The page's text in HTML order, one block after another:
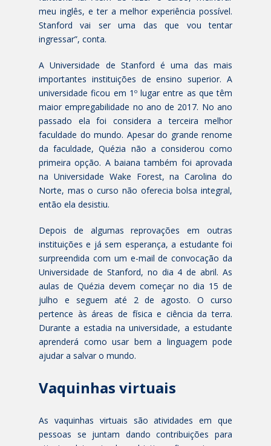
meu inglês, e ter a melhor experiência possível.
Stanford vai ser uma das que vou tentar
ingressar”, conta.
A Universidade de Stanford é uma das mais
importantes instituições de ensino superior. A
universidade ficou em 1º lugar entre as que têm
maior empregabilidade no ano de 2017. No ano
passado ela foi considera a terceira melhor
faculdade do mundo. Apesar do grande renome
da faculdade, Quézia não a considerou como
primeira opção. A baiana também foi aprovada
na Universidade Wake Forest, na Carolina do
Norte, mas o curso não oferecia bolsa integral,
então ela desistiu.
Depois de algumas reprovações em outras
instituições e já sem esperança, a estudante foi
surpreendida com um e-mail de convocação da
Universidade de Stanford, no dia 4 de abril. As
aulas de Quézia devem começar no dia 15 de
julho e seguem até 2 de agosto. O curso
pertence às áreas de física e ciência da terra.
Durante a estadia na universidade, a estudante
aprenderá como usar bem a linguagem pode
ajudar a salvar o mundo.
Vaquinhas virtuais
As vaquinhas virtuais são atividades em que
pessoas se juntam dando contribuições para